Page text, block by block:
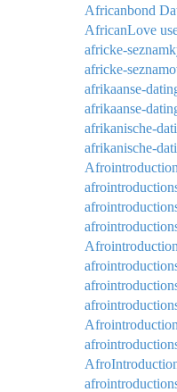
Africanbond
AfricanLove
africke-
africke-
afrikaanse-
afrikaanse-
afrikanische-
afrikanische-